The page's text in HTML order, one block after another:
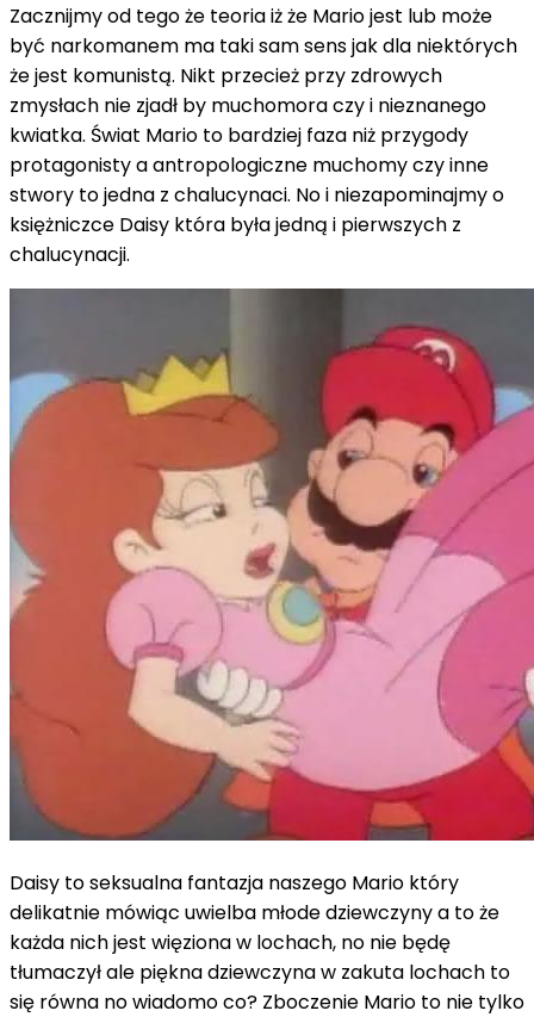
Zacznijmy od tego że teoria iż że Mario jest lub może
być narkomanem ma taki sam sens jak dla niektórych
że jest komunistą. Nikt przecież przy zdrowych
zmysłach nie zjadł by muchomora czy i nieznanego
kwiatka. Świat Mario to bardziej faza niż przygody
protagonisty a antropologiczne muchomy czy inne
stwory to jedna z chalucynaci. No i niezapominajmy o
księżniczce Daisy która była jedną i pierwszych z
chalucynacji.
Daisy to seksualna fantazja naszego Mario który
delikatnie mówiąc uwielba młode dziewczyny a to że
każda nich jest więziona w lochach, no nie będę
tłumaczył ale piękna dziewczyna w zakuta lochach to
się równa no wiadomo co? Zboczenie Mario to nie tylko